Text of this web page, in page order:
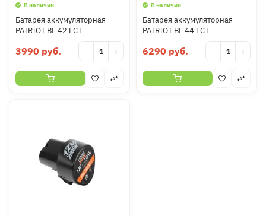
В наличии
Батарея аккумуляторная
PATRIOT BL 42 LCT
3990 руб. − +
В наличии
Батарея аккумуляторная
PATRIOT BL 44 LCT
6290 руб. − +